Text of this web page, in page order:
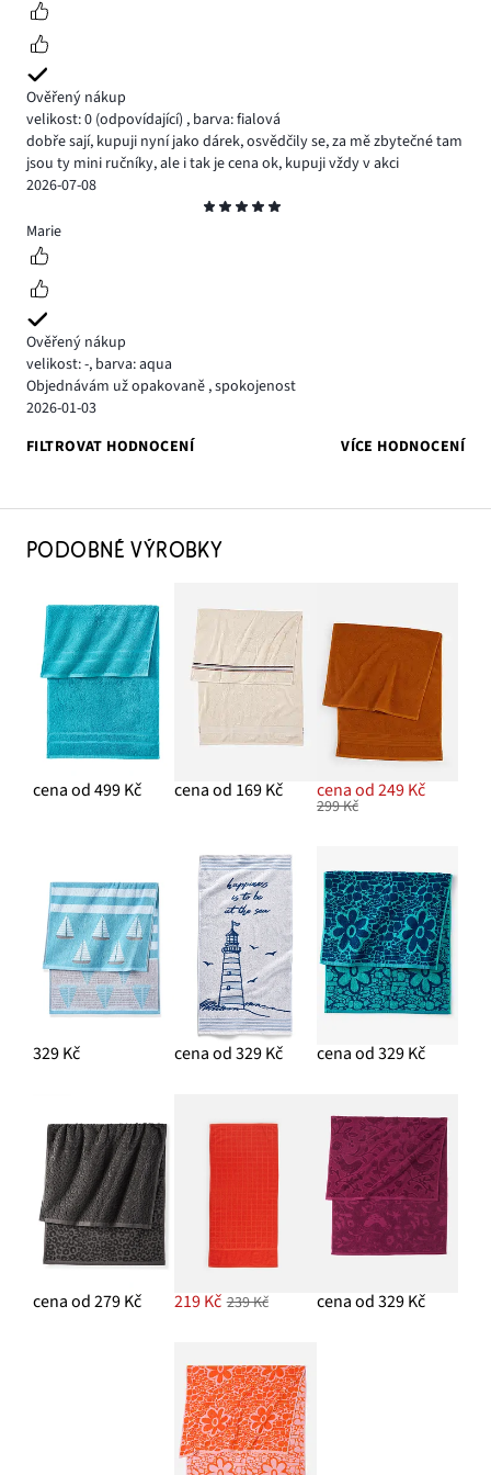
Ověřený nákup
velikost: 0 (odpovídající) , barva: fialová
dobře sají, kupuji nyní jako dárek, osvědčily se, za mě zbytečné tam
jsou ty mini ručníky, ale i tak je cena ok, kupuji vždy v akci
2026-07-08
5
Marie
Ověřený nákup
velikost: -, barva: aqua
Objednávám už opakovaně , spokojenost
2026-01-03
FILTROVAT HODNOCENÍ
VÍCE HODNOCENÍ
PODOBNÉ VÝROBKY
cena od 499 Kč cena od 169 Kč cena od 249 Kč
299 Kč
329 Kč cena od 329 Kč cena od 329 Kč
cena od 279 Kč 219 Kč 239 Kč cena od 329 Kč